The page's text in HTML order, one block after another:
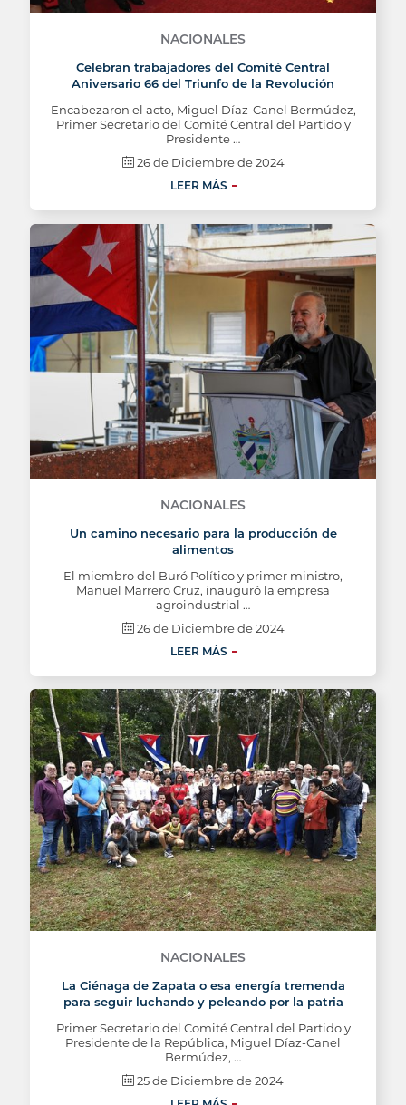
NACIONALES
Celebran trabajadores del Comité Central
Aniversario 66 del Triunfo de la Revolución
Encabezaron el acto, Miguel Díaz-Canel Bermúdez,
Primer Secretario del Comité Central del Partido y
Presidente …
26 de Diciembre de 2024
LEER MÁS
NACIONALES
Un camino necesario para la producción de
alimentos
El miembro del Buró Político y primer ministro,
Manuel Marrero Cruz, inauguró la empresa
agroindustrial …
26 de Diciembre de 2024
LEER MÁS
NACIONALES
La Ciénaga de Zapata o esa energía tremenda
para seguir luchando y peleando por la patria
Primer Secretario del Comité Central del Partido y
Presidente de la República, Miguel Díaz-Canel
Bermúdez, …
25 de Diciembre de 2024